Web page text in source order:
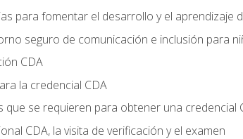
para fomentar el desarrollo y el aprendizaje
seguro de comunicación e inclusión para
CDA
la credencial CDA
que se requieren para obtener una credencial
CDA, la visita de verificación y el examen